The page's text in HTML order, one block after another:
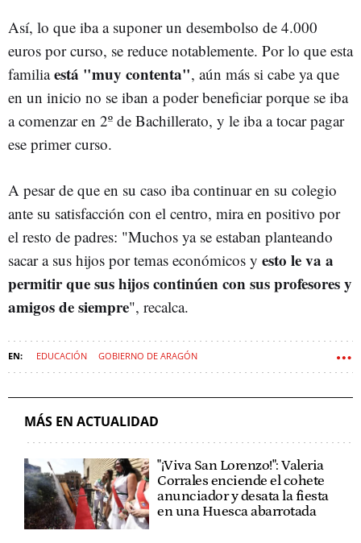
Así, lo que iba a suponer un desembolso de 4.000
euros por curso, se reduce notablemente. Por lo que esta
familiaestá "muy contenta", aún más si cabe ya que
en un inicio no se iban a poder beneficiar porque se iba
a comenzar en 2º de Bachillerato, y le iba a tocar pagar
ese primer curso.
A pesar de que en su caso iba continuar en su colegio
ante su satisfacción con el centro, mira en positivo por
el resto de padres: "Muchos ya se estaban planteando
sacar a sus hijos por temas económicos y esto le va a
permitir que sus hijos continúen con sus profesores y
amigos de siempre", recalca.
EDUCACIÓN GOBIERNO DE ARAGÓN
MÁS EN ACTUALIDAD
"¡Viva San Lorenzo!": Valeria
Corrales enciende el cohete
anunciador y desata la fiesta
en una Huesca abarrotada